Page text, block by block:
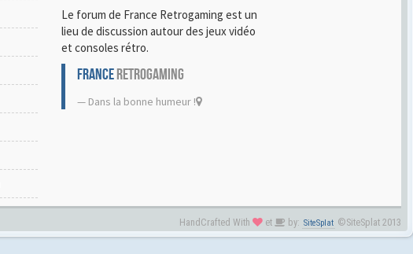
Le forum de France Retrogaming est un
lieu de discussion autour des jeux vidéo
et consoles rétro.
FRANCERETROGAMING
Dans la bonne humeur !
HandCrafted With et by: SiteSplat ©SiteSplat 2013